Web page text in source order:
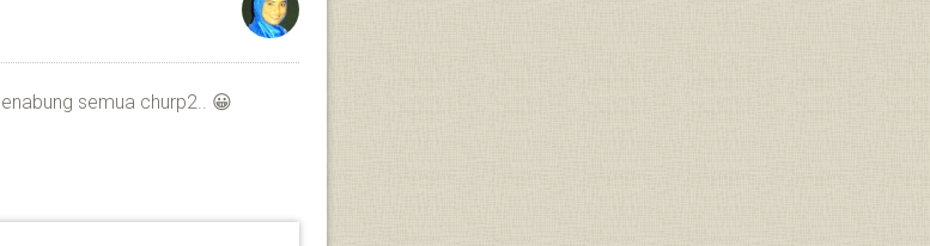
semua churp2.. 😀